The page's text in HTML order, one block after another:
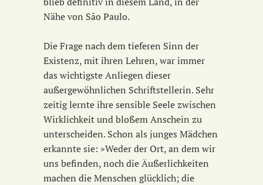
Nähe von São Paulo.
Die Frage nach dem tieferen Sinn der
Existenz, mit ihren Lehren, war immer
das wichtigste Anliegen dieser
außergewöhnlichen Schriftstellerin. Sehr
zeitig lernte ihre sensible Seele zwischen
Wirklichkeit und bloßem Anschein zu
unterscheiden. Schon als junges Mädchen
erkannte sie: »Weder der Ort, an dem wir
uns befinden, noch die Äußerlichkeiten
machen die Menschen glücklich; die